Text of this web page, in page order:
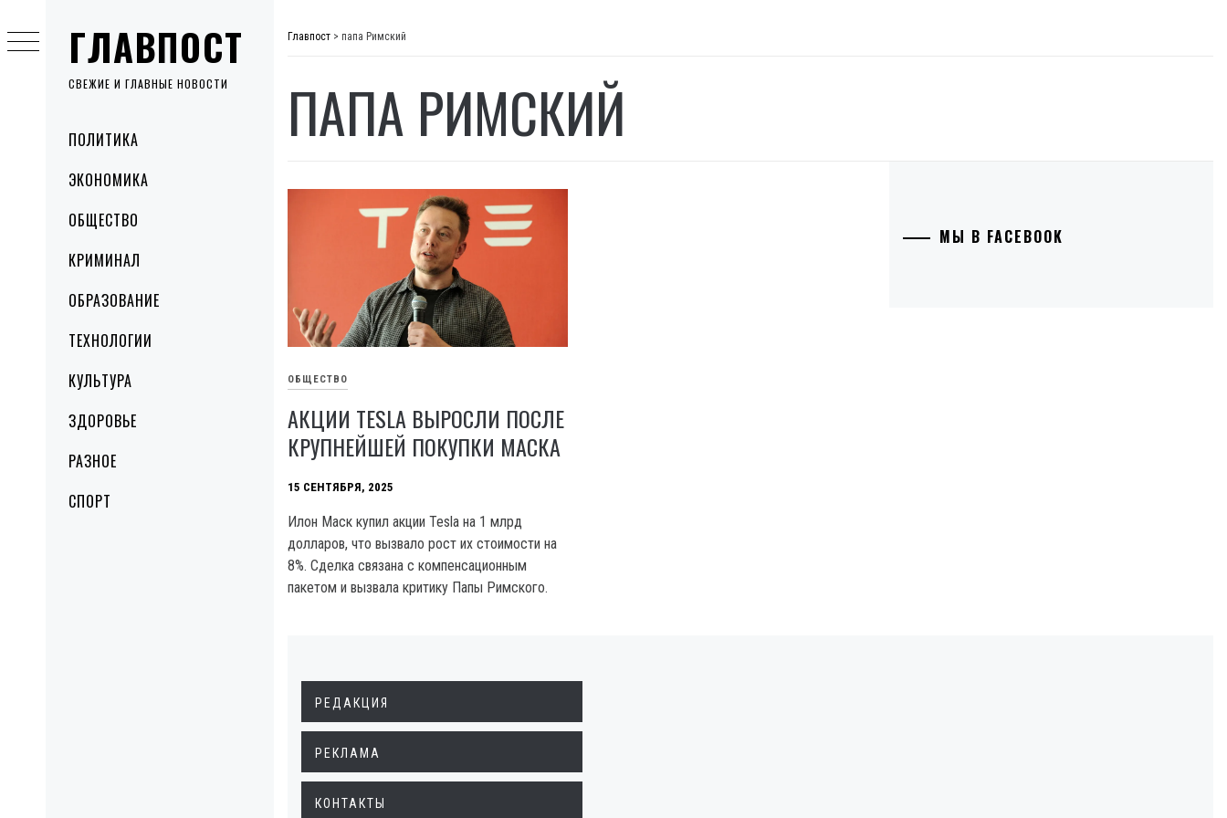
ГЛАВПОСТ
СВЕЖИЕ И ГЛАВНЫЕ НОВОСТИ
MenuПОЛИТИКА
ЭКОНОМИКА
ОБЩЕСТВО
КРИМИНАЛ
ОБРАЗОВАНИЕ
ТЕХНОЛОГИИ
КУЛЬТУРА
ЗДОРОВЬЕ
РАЗНОЕ
СПОРТ
to
content
Главпост > папа Римский
ПАПА РИМСКИЙ
ОБЩЕСТВО
АКЦИИ TESLA ВЫРОСЛИ ПОСЛЕ
КРУПНЕЙШЕЙ ПОКУПКИ МАСКА
15 СЕНТЯБРЯ, 2025
Илон Маск купил акции Tesla на 1 млрд
долларов, что вызвало рост их стоимости на
8%. Сделка связана с компенсационным
пакетом и вызвала критику Папы Римского.
МЫ В FACEBOOK
РЕДАКЦИЯ
РЕКЛАМА
КОНТАКТЫ